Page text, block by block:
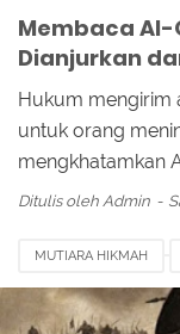
Membaca Al-
Dianjurkan
Hukum mengirim
untuk orang
mengkhatamkan
Ditulis oleh Admin
MUTIARA HIKMAH